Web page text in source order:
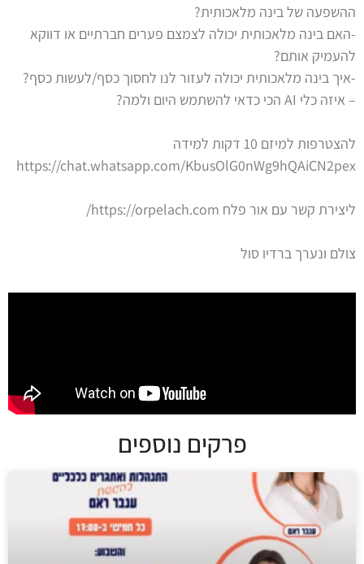
ההשפעה של בינה מלאכותית?
-האם בינה מלאכותית יכולה לצמצם פערים חברתיים או דווקא
להעמיק אותם?
-איך בינה מלאכותית יכולה לעזור לנו לחסוך כסף/לעשות כסף?
– איזה כלי AI הכי כדאי להשתמש היום ולמה?
להצטרפות למיזם 10 דקות למידה
https://chat.whatsapp.com/KbusOlG0nWg9hQAiCN2pex
ליצירת קשר עם אור פלח https://orpelach.com/
צולם ונערך ברדיו סול
פרקים נוספים